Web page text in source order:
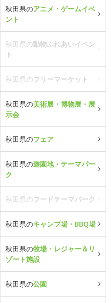
秋田県のアニメ・ゲームイベ
ント
秋田県の動物ふれあいイベン
ト
秋田県のフリーマーケット
秋田県の美術展・博物展・展
示会
秋田県のフェア
秋田県の遊園地・テーマパー
ク
秋田県のフードテーマパーク
秋田県のキャンプ場・BBQ場
秋田県の牧場・レジャー＆リ
ゾート施設
秋田県の公園